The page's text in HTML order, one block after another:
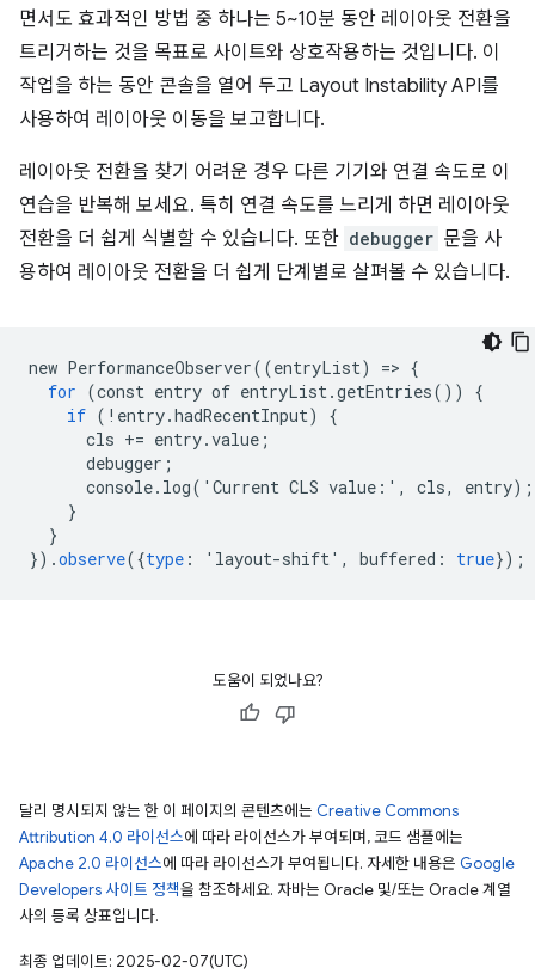
면서도 효과적인 방법 중 하나는 5~10분 동안 레이아웃 전환을
트리거하는 것을 목표로 사이트와 상호작용하는 것입니다. 이
작업을 하는 동안 콘솔을 열어 두고 Layout Instability API를
사용하여 레이아웃 이동을 보고합니다.
레이아웃 전환을 찾기 어려운 경우 다른 기기와 연결 속도로 이
연습을 반복해 보세요. 특히 연결 속도를 느리게 하면 레이아웃
전환을 더 쉽게 식별할 수 있습니다. 또한 debugger 문을 사
용하여 레이아웃 전환을 더 쉽게 단계별로 살펴볼 수 있습니다.
new PerformanceObserver((entryList) => {
for (const entry of entryList.getEntries())
{
if (! entry.hadRecentInput)
{
cls += entry.value ;
debugger ;
console. log( ' Current CLS value : ' , cls, entry);
}
}
}).observe({type : ' layout-shift' , buffered : true});
도움이 되었나요?
달리 명시되지 않는 한 이 페이지의 콘텐츠에는 Creative Commons
Attribution 4.0 라이선스에 따라 라이선스가 부여되며, 코드 샘플에는
Apache 2.0 라이선스에 따라 라이선스가 부여됩니다. 자세한 내용은 Google
Developers 사이트 정책을 참조하세요. 자바는 Oracle 및/또는 Oracle 계열
사의 등록 상표입니다.
최종 업데이트: 2025-02-07(UTC)